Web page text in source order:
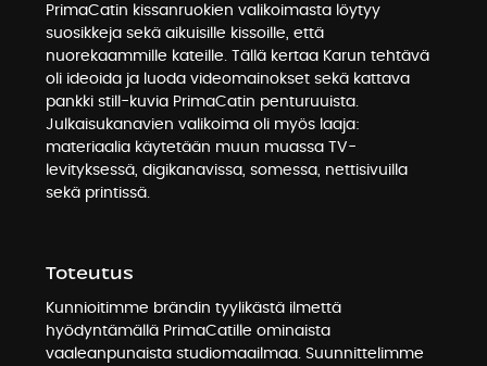
PrimaCatin kissanruokien valikoimasta löytyy
suosikkeja sekä aikuisille kissoille, että
nuorekaammille kateille. Tällä kertaa Karun tehtävä
oli ideoida ja luoda videomainokset sekä kattava
pankki still-kuvia PrimaCatin penturuuista.
Julkaisukanavien valikoima oli myös laaja:
materiaalia käytetään muun muassa TV-
levityksessä, digikanavissa, somessa, nettisivuilla
sekä printissä.
Toteutus
Kunnioitimme brändin tyylikästä ilmettä
hyödyntämällä PrimaCatille ominaista
vaaleanpunaista studiomaailmaa. Suunnittelimme